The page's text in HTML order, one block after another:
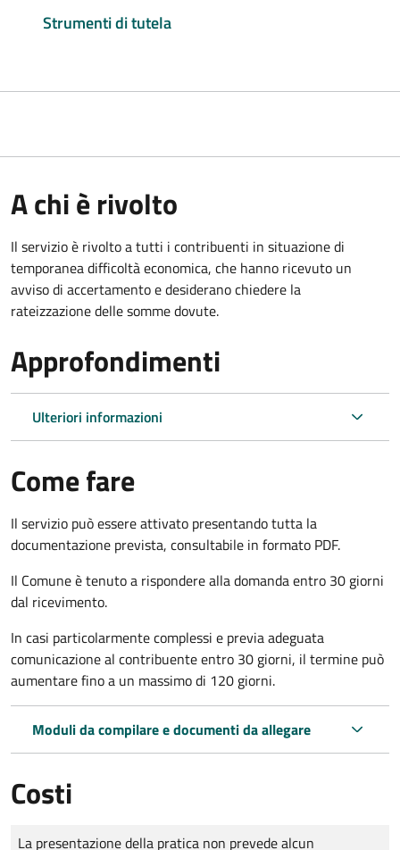
Strumenti di tutela
A chi è rivolto
Il servizio è rivolto a tutti i contribuenti in situazione di
temporanea difficoltà economica, che hanno ricevuto un
avviso di accertamento e desiderano chiedere la
rateizzazione delle somme dovute.
Approfondimenti
Ulteriori informazioni
Come fare
Il servizio può essere attivato presentando tutta la
documentazione prevista, consultabile in formato PDF.
Il Comune è tenuto a rispondere alla domanda entro 30 giorni
dal ricevimento.
In casi particolarmente complessi e previa adeguata
comunicazione al contribuente entro 30 giorni, il termine può
aumentare fino a un massimo di 120 giorni.
Moduli da compilare e documenti da allegare
Costi
Tipo di pagamento
Importo
La presentazione della pratica non prevede alcun